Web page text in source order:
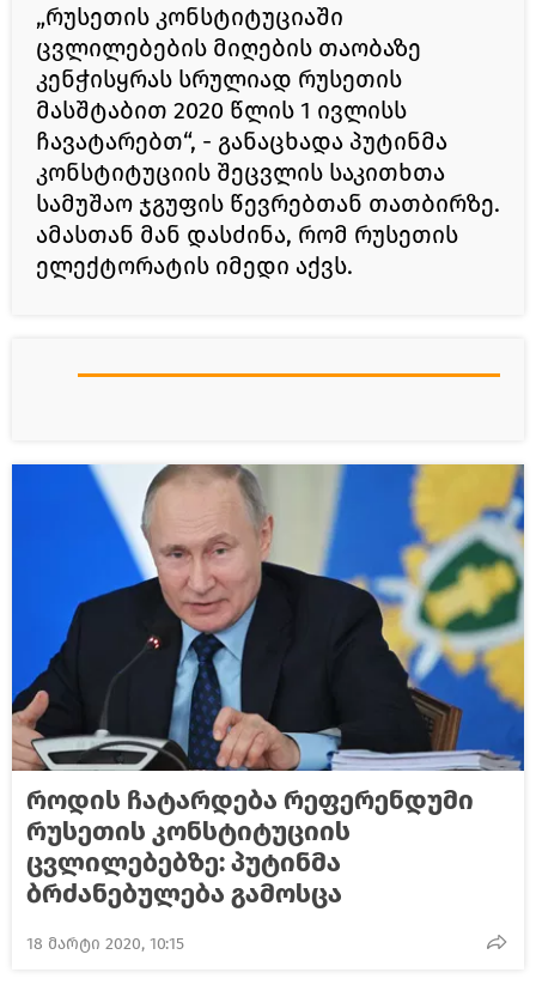
„რუსეთის კონსტიტუციაში
ცვლილებების მიღების თაობაზე
კენჭისყრას სრულიად რუსეთის
მასშტაბით 2020 წლის 1 ივლისს
ჩავატარებთ“, - განაცხადა პუტინმა
კონსტიტუციის შეცვლის საკითხთა
სამუშაო ჯგუფის წევრებთან თათბირზე.
ამასთან მან დასძინა, რომ რუსეთის
ელექტორატის იმედი აქვს.
როდის ჩატარდება რეფერენდუმი
რუსეთის კონსტიტუციის
ცვლილებებზე: პუტინმა
ბრძანებულება გამოსცა
18 მარტი 2020, 10:15